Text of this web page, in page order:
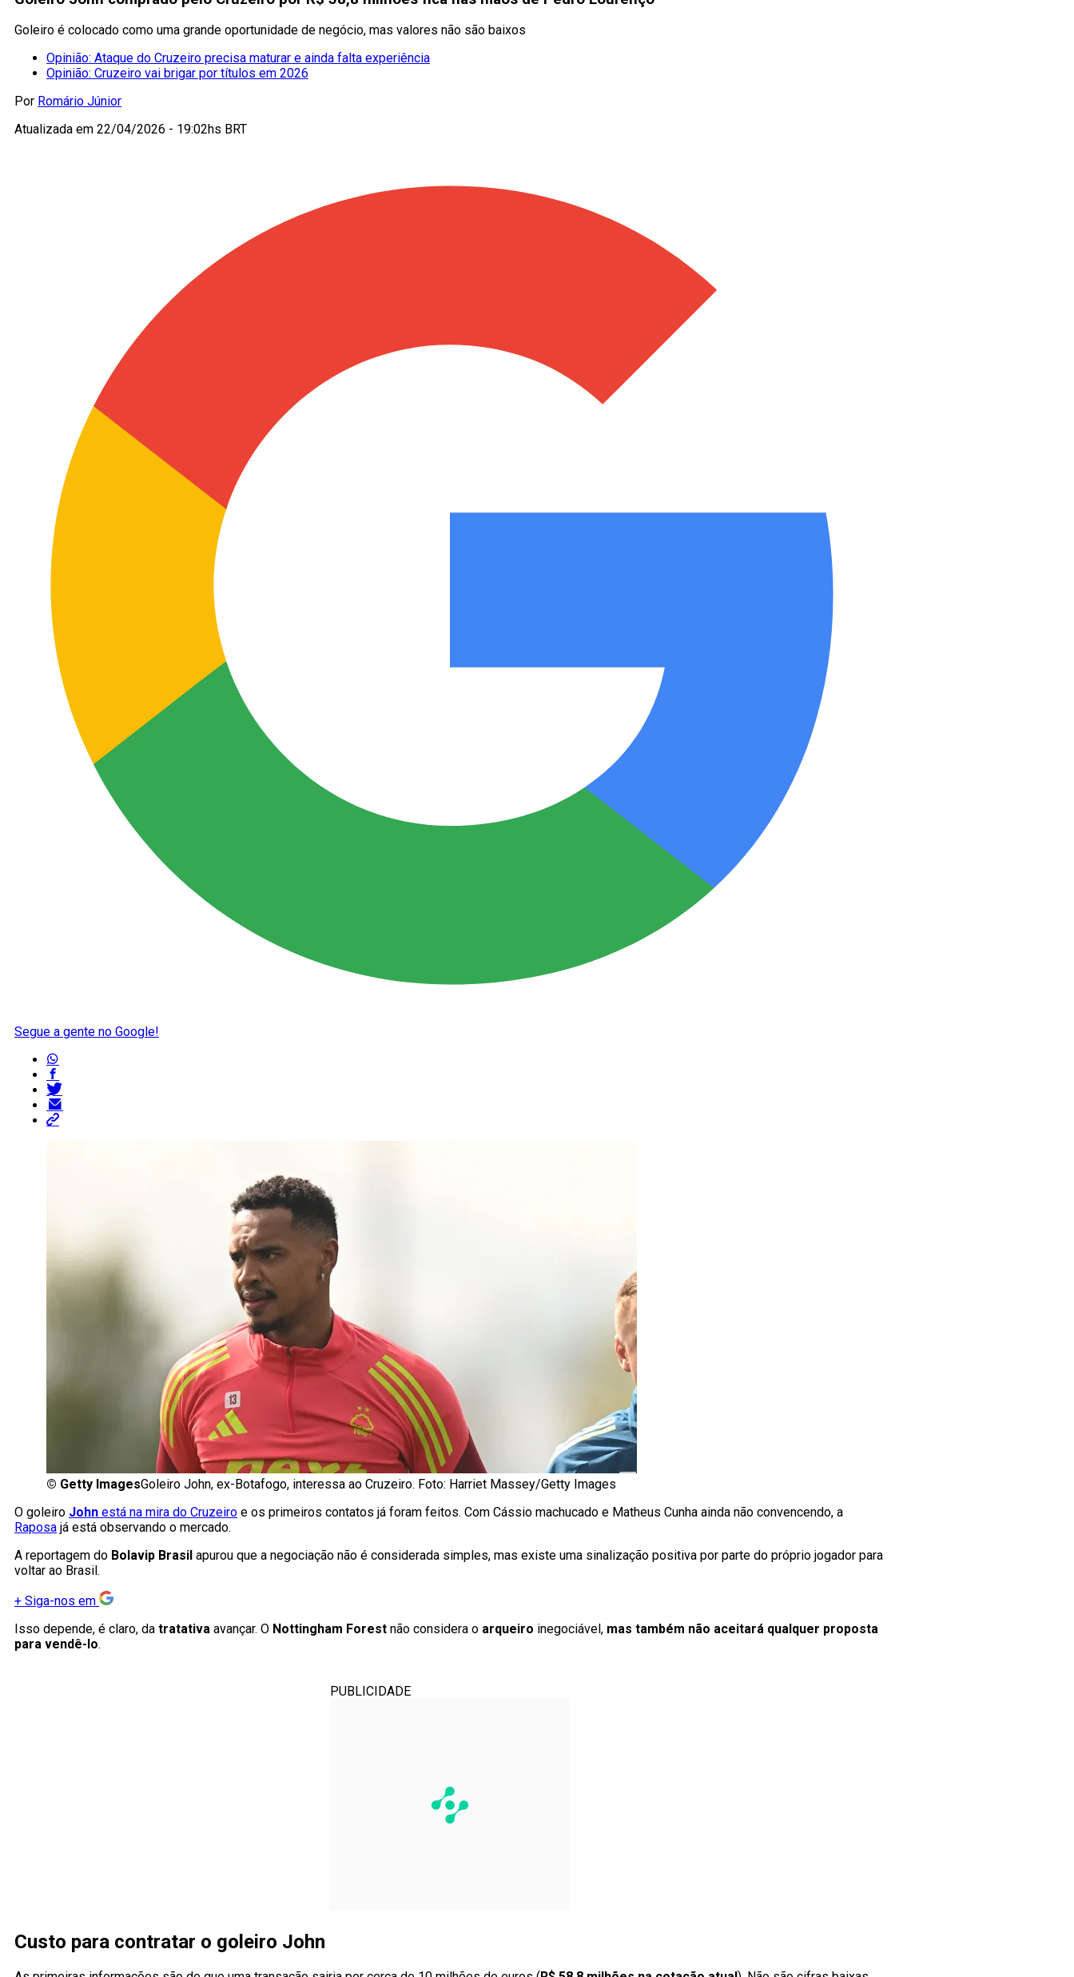
Goleiro é colocado como uma grande oportunidade de negócio, mas valores não são baixos
Opinião: Ataque do Cruzeiro precisa maturar e ainda falta experiência
Opinião: Cruzeiro vai brigar por títulos em 2026
Por Romário Júnior
Atualizada em 22/04/2026 - 19:02hs BRT
Segue a gente no Google!
© Getty ImagesGoleiro John, ex-Botafogo, interessa ao Cruzeiro. Foto: Harriet Massey/Getty Images
O goleiro John está na mira do Cruzeiro e os primeiros contatos já foram feitos. Com Cássio machucado e Matheus Cunha ainda não convencendo, a
Raposa já está observando o mercado.
A reportagem do Bolavip Brasil apurou que a negociação não é considerada simples, mas existe uma sinalização positiva por parte do próprio jogador para
voltar ao Brasil.
+ Siga-nos em
Isso depende, é claro, da tratativa avançar. O Nottingham Forest não considera o arqueiro inegociável, mas também não aceitará qualquer proposta
para vendê-lo.
PUBLICIDADE
Custo para contratar o goleiro John